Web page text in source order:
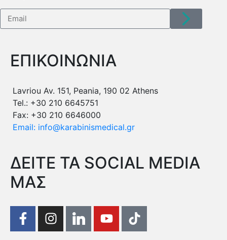
ΕΠΙΚΟΙΝΩΝΙΑ
Lavriou Av. 151, Peania, 190 02 Athens
Tel.: +30 210 6645751
Fax: +30 210 6646000
Email: info@karabinismedical.gr
ΔEITE TA SOCIAL MEDIA
ΜΑΣ